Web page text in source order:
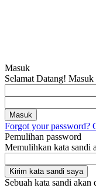
Masuk
Selamat Datang!
Forgot your password?
Pemulihan password
Memulihkan kata sandi
Sebuah kata sandi